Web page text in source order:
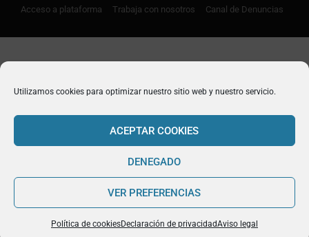
Utilizamos cookies para optimizar nuestro sitio web y nuestro servicio.
ACEPTAR COOKIES
DENEGADO
VER PREFERENCIAS
Política de cookiesDeclaración de privacidadAviso legal
Acceso a plataforma
Trabaja con nosotros Canal de Denuncias